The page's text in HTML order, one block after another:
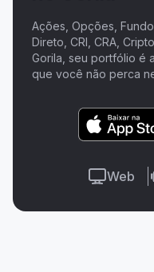
Ações, Opções,
Direto, CRI, CRA,
Gorila, seu portfólio é
que você não perca
Web